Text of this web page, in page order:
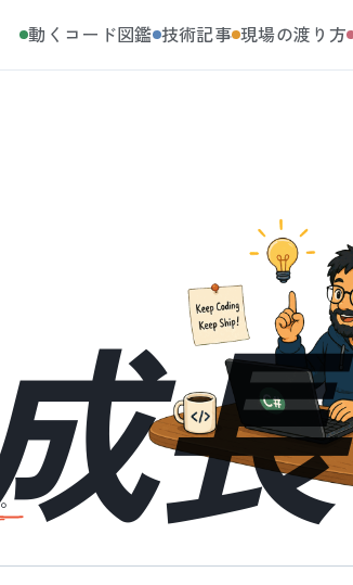
動くコード図鑑 技術記事 現場の渡り方
長
。